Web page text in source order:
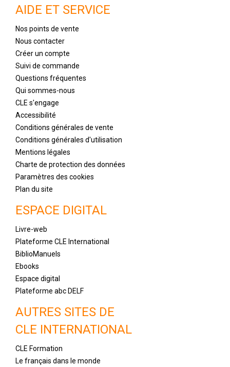
AIDE ET SERVICE
Nos points de vente
Nous contacter
Créer un compte
Suivi de commande
Questions fréquentes
Qui sommes-nous
CLE s'engage
Accessibilité
Conditions générales de vente
Conditions générales d'utilisation
Mentions légales
Charte de protection des données
Paramètres des cookies
Plan du site
ESPACE DIGITAL
Livre-web
Plateforme CLE International
BiblioManuels
Ebooks
Espace digital
Plateforme abc DELF
AUTRES SITES DE
CLE INTERNATIONAL
CLE Formation
Le français dans le monde